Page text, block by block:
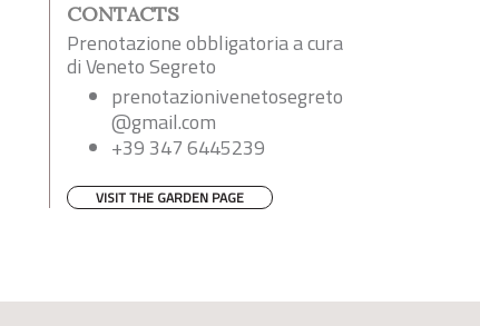
CONTACTS
Prenotazione obbligatoria a cura
di Veneto Segreto
prenotazionivenetosegreto
@gmail.com
+39 347 6445239
VISIT THE GARDEN PAGE